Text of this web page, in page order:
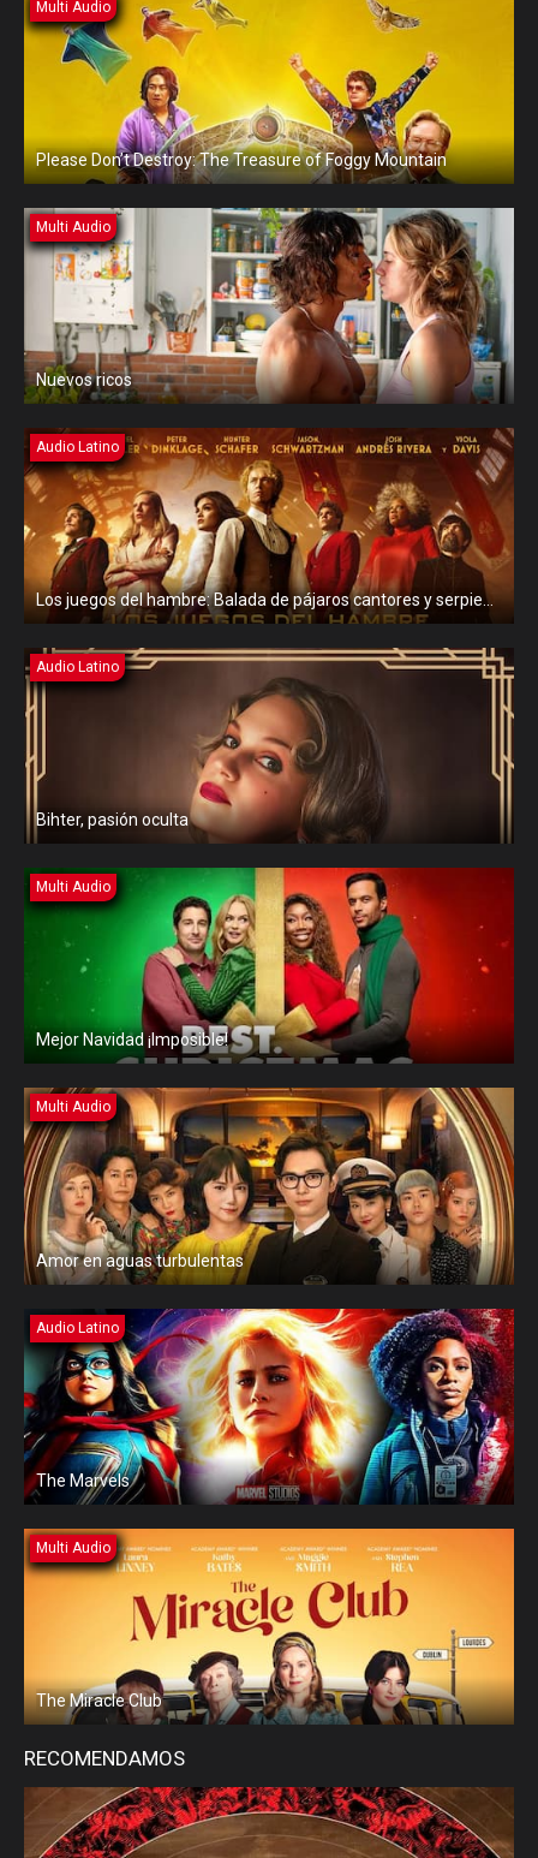
Multi Audio
Please Don’t Destroy: The Treasure of Foggy Mountain
Multi Audio
Nuevos ricos
Audio Latino
Los juegos del hambre: Balada de pájaros cantores y serpientes
Audio Latino
Bihter, pasión oculta
Multi Audio
Mejor Navidad ¡Imposible!
Multi Audio
Amor en aguas turbulentas
Audio Latino
The Marvels
Multi Audio
The Miracle Club
RECOMENDAMOS